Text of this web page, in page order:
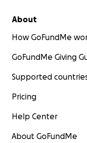
About
How GoFundMe
GoFundMe Giving
Supported
Pricing
Help Center
About GoFundMe